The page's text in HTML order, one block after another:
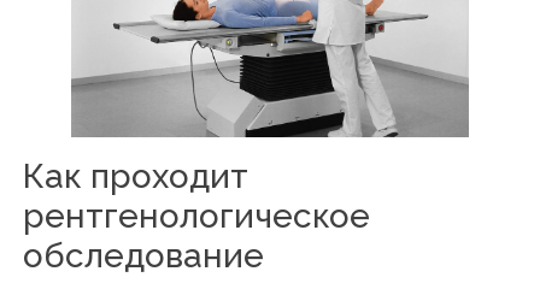
Как проходит
рентгенологическое
обследование